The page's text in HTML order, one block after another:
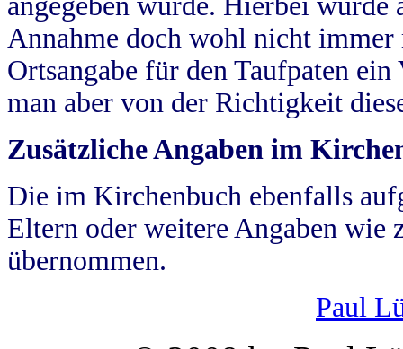
Annahme doch wohl nicht
Ortsangabe für den Taufpaten
man aber von der Richtigkeit
Zusätzliche Angaben im
Die im Kirchenbuch ebenfalls
Eltern oder weitere Angaben wie
übernommen.
Paul